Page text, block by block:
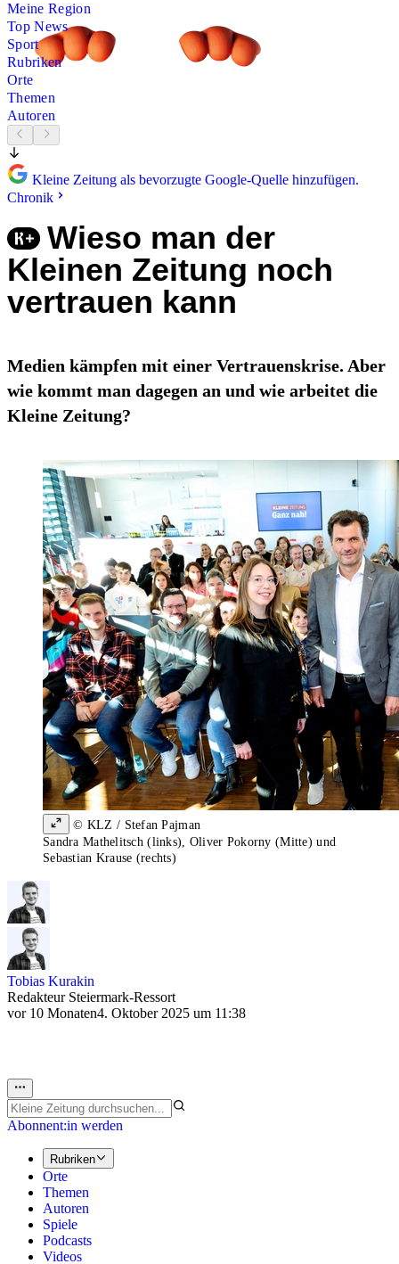
Meine Region
Top News
Sport
Rubriken
Orte
Themen
Autoren
Kleine Zeitung als bevorzugte Google-Quelle hinzufügen.
Chronik
Wieso man der
Kleinen Zeitung noch
vertrauen kann
Medien kämpfen mit einer Vertrauenskrise. Aber
wie kommt man dagegen an und wie arbeitet die
Kleine Zeitung?
© KLZ / Stefan Pajman
Sandra Mathelitsch (links), Oliver Pokorny (Mitte) und
Sebastian Krause (rechts)
Tobias Kurakin
Redakteur Steiermark-Ressort
vor 10 Monaten4. Oktober 2025 um 11:38
Abonnent:in werden
Rubriken
Orte
Themen
Autoren
Spiele
Podcasts
Videos